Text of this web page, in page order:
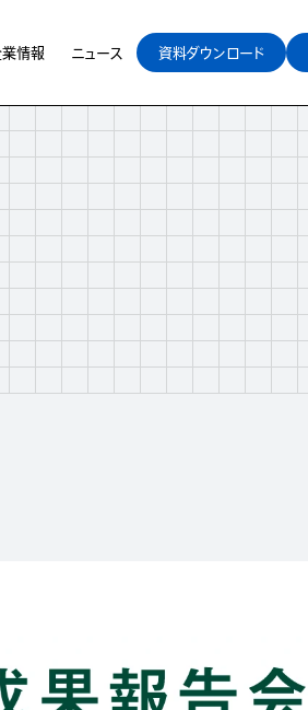
情報 ニュース 資料ダウンロード